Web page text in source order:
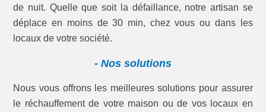
de nuit. Quelle que soit la défaillance, notre artisan se
déplace en moins de 30 min, chez vous ou dans les
locaux de votre société.
- Nos solutions
Nous vous offrons les meilleures solutions pour assurer
le réchauffement de votre maison ou de vos locaux en